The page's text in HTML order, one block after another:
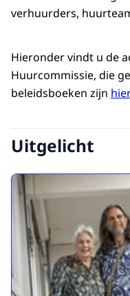
verhuurders,
Hieronder vindt u de
Huurcommissie, die
beleidsboeken zijn
Uitgelicht